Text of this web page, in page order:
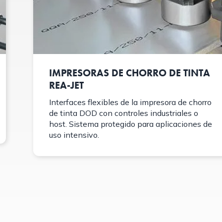
IMPRESORAS DE CHORRO DE TINTA
REA-JET
Interfaces flexibles de la impresora de chorro
de tinta DOD con controles industriales o
host. Sistema protegido para aplicaciones de
uso intensivo.